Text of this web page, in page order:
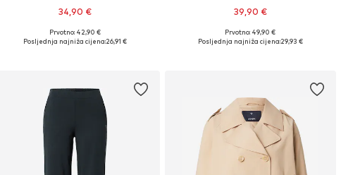
34,90 €
Dostupne veličine: XS, S, M, L, XXL
Prvotno: 42,90 €
Posljednja najniža cijena:26,91 €
39,90 €
Dostupne veličine: 34, 38, 40, 42, 44
Prvotno: 49,90 €
Posljednja najniža cijena:29,93 €